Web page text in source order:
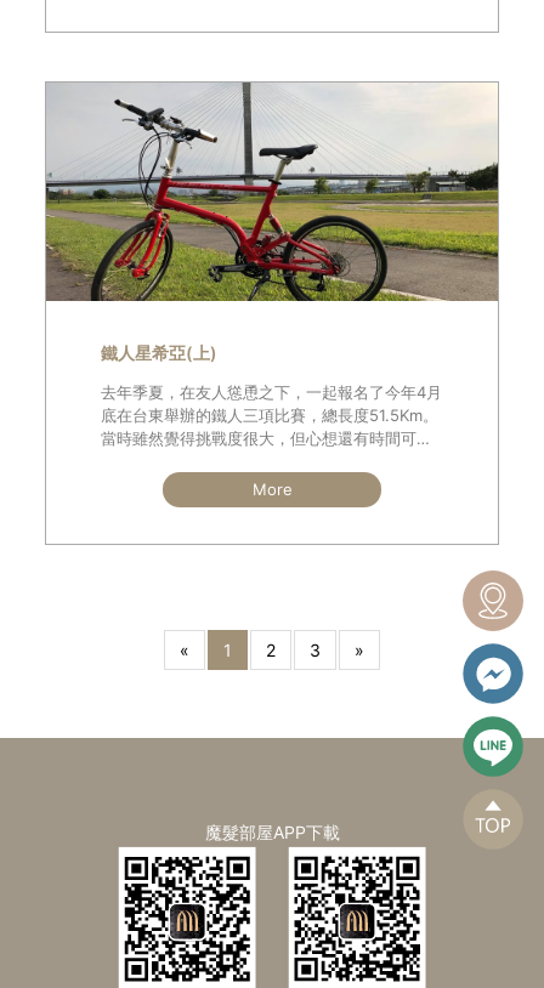
鐵人星希亞(上)
去年季夏，在友人慫恿之下，一起報名了今年4月
底在台東舉辦的鐵人三項比賽，總長度51.5Km。
當時雖然覺得挑戰度很大，但心想還有時間可以
準備挑戰三鐵賽事時，不少人都有
More
« 1 2 3 »
魔髮部屋APP下載